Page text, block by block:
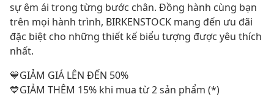
sự êm ái trong từng bước chân. Đồng hành cùng bạn
trên mọi hành trình, BIRKENSTOCK mang đến ưu đãi
đặc biệt cho những thiết kế biểu tượng được yêu thích
nhất.
💙GIẢM GIÁ LÊN ĐẾN 50%
💙GIẢM THÊM 15% khi mua từ 2 sản phẩm (*)